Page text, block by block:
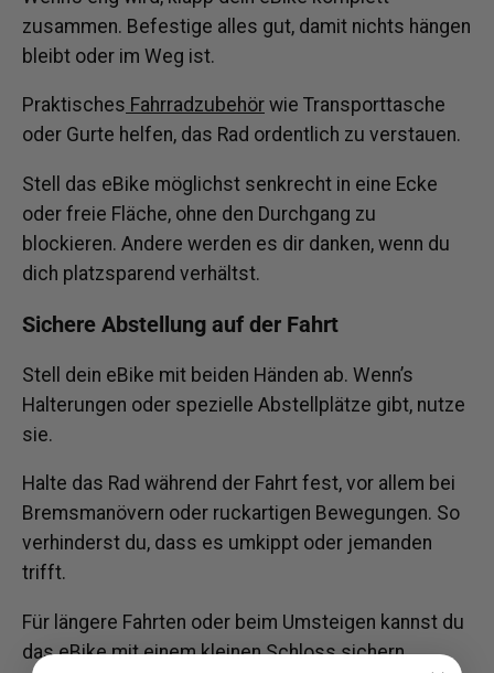
zusammen. Befestige alles gut, damit nichts hängen
bleibt oder im Weg ist.
Praktisches Fahrradzubehör wie Transporttasche
oder Gurte helfen, das Rad ordentlich zu verstauen.
Stell das eBike möglichst senkrecht in eine Ecke
oder freie Fläche, ohne den Durchgang zu
blockieren. Andere werden es dir danken, wenn du
dich platzsparend verhältst.
Sichere Abstellung auf der Fahrt
Stell dein eBike mit beiden Händen ab. Wenn’s
Halterungen oder spezielle Abstellplätze gibt, nutze
sie.
Halte das Rad während der Fahrt fest, vor allem bei
Bremsmanövern oder ruckartigen Bewegungen. So
verhinderst du, dass es umkippt oder jemanden
trifft.
Für längere Fahrten oder beim Umsteigen kannst du
das eBike mit einem kleinen Schloss sichern.